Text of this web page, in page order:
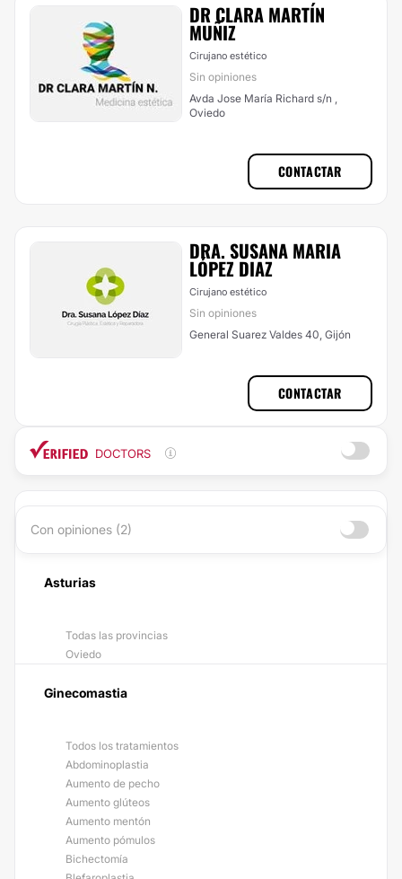
DR CLARA MARTÍ­N
MUÑIZ
Cirujano estético
Sin opiniones
Avda Jose María Richard s/n ,
Oviedo
CONTACTAR
DRA. SUSANA MARIA
LÓPEZ DIAZ
Cirujano estético
Sin opiniones
General Suarez Valdes 40, Gijón
CONTACTAR
DOCTORS
Con opiniones (2)
Asturias
Todas las provincias
Oviedo
Ginecomastia
Todos los tratamientos
Abdominoplastia
Aumento de pecho
Aumento glúteos
Aumento mentón
Aumento pómulos
Bichectomía